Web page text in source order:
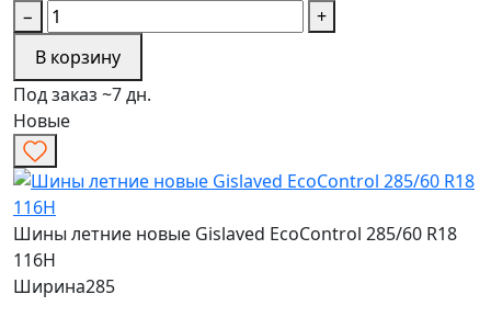
−
+
В корзину
Под заказ ~7 дн.
Новые
Шины летние новые Gislaved EcoControl 285/60 R18
116H
Ширина285